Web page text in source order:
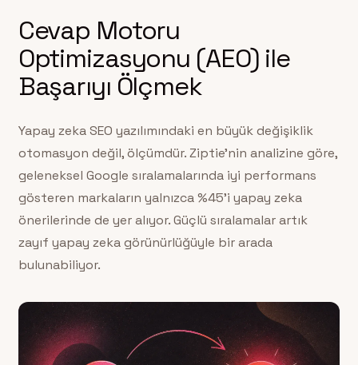
Cevap Motoru
Optimizasyonu (AEO) ile
Başarıyı Ölçmek
Yapay zeka SEO yazılımındaki en büyük değişiklik
otomasyon değil, ölçümdür. Ziptie’nin analizine göre,
geleneksel Google sıralamalarında iyi performans
gösteren markaların yalnızca %45’i yapay zeka
önerilerinde de yer alıyor. Güçlü sıralamalar artık
zayıf yapay zeka görünürlüğüyle bir arada
bulunabiliyor.